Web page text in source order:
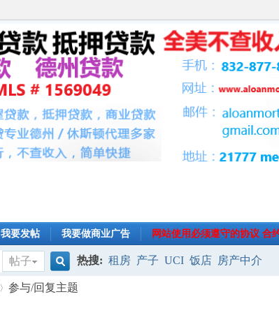
我要发帖 我要做商业广告 网站使用必须遵守的协议 合
帖子
搜
热搜: 租房 产子 UCI 饭店 房产中介
参与/回复主题